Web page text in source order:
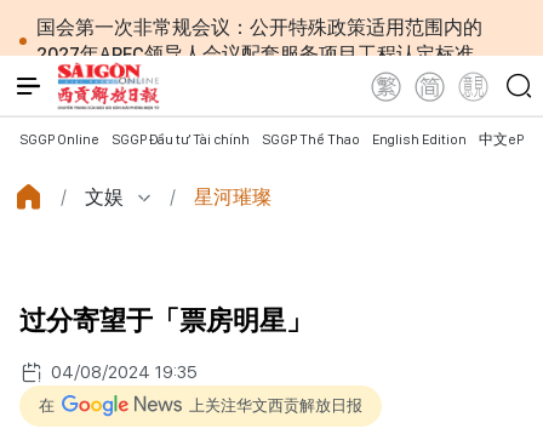
国会第一次非常规会议：公开特殊政策适用范围内的
2027年APEC领导人会议配套服务项目工程认定标准
越南第十六届国会第一次非常规会议：简化行政手续
但不削弱监管责任
越南国会主席陈青敏会见美国驻越南大使詹妮弗·威克
越南共产党中央总书记、国家主席苏林将对澳大利亚
和新西兰进行国事访问
党中央总书记、国家主席苏林：越南与马来西亚关系
党中央总书记、国家主席苏林：建设一部科学严谨、
简明精炼、便于执行且具有长远生命力的党章
苏林总书记、国家主席会见东盟国家驻河内使节：共
SGGP Online SGGP Đầu tư Tài chính SGGP Thể Thao English Edition 中文
文娱 星河璀璨
过分寄望于「票房明星」
04/08/2024 19:35
在 上关注华文西贡解放日报